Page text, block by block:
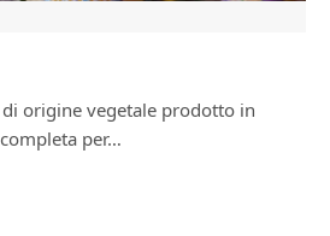
origine vegetale prodotto in
per…